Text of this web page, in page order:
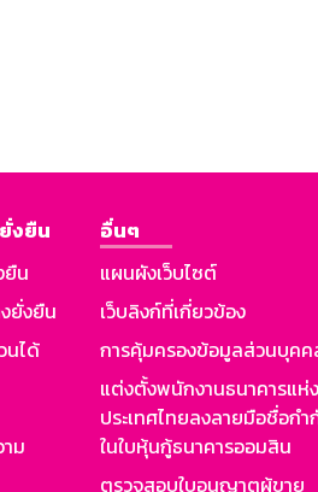
งยืน
ยืน
ยั่งยืน
นได้
ม
อื่นๆ
แผนผังเว็บไซต์
เว็บลิงก์ที่เกี่ยวข้อง
การคุ้มครองข้อมูลส่วนบุคค
แต่งตั้งพนักงานธนาคารแห่ง
ประเทศไทยลงลายมือชื่อกำ
ในใบหุ้นกู้ธนาคารออมสิน
ตรวจสอบใบอนุญาตผู้ขาย